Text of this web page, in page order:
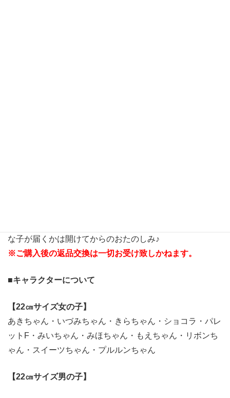
な子が届くかは開けてからのおたのしみ♪
※ご購入後の返品交換は一切お受け致しかねます。
■キャラクターについて
【22㎝サイズ女の子】
あきちゃん・いづみちゃん・きらちゃん・ショコラ・パレ
ットF・みいちゃん・みほちゃん・もえちゃん・リボンち
ゃん・スイーツちゃん・プルルンちゃん
【22㎝サイズ男の子】